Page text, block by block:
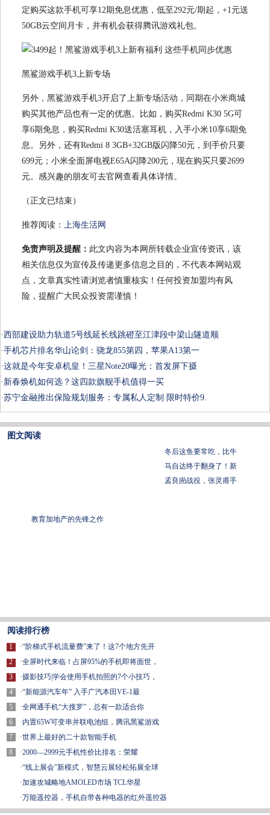
定购买这款手机可享12期免息优惠，低至292元/期起，+1元送
50GB云空间月卡，并有机会获得腾讯游戏礼包。
黑鲨游戏手机3上新专场
另外，黑鲨游戏手机3开启了上新专场活动，同期在小米商城
购买其他产品也有一定的优惠。比如，购买Redmi K30 5G可
享6期免息，购买Redmi K30送活塞耳机，入手小米10享6期免
息。另外，还有Redmi 8 3GB+32GB版闪降50元，到手价只要
699元；小米全面屏电视E65A闪降200元，现在购买只要2699
元。感兴趣的朋友可去官网查看具体详情。
（正文已结束）
推荐阅读： 上海生活网
免责声明及提醒： 此文内容为本网所转载企业宣传资讯，该
相关信息仅为宣传及传递更多信息之目的，不代表本网站观
点，文章真实性请浏览者慎重核实！任何投资加盟均有风
险，提醒广大民众投资需谨慎！
·西部建设助力轨道5号线延长线跳磴至江津段中梁山隧道顺
·手机芯片排名华山论剑：骁龙855第四，苹果A13第一
·这就是今年安卓机皇！三星Note20曝光：首发屏下摄
· 新春焕机如何选？这四款旗舰手机值得一买
·苏宁金融推出保险规划服务：专属私人定制 限时特价9.
图文阅读
教育加地产的先锋之作
冬后这鱼要常吃，比牛
马自达终于翻身了！新
孟良崮战役，张灵甫手
阅读排行榜
1
2
3
4
5
6
7
8
·“阶梯式手机流量费”来了！这7个地方先开
·全屏时代来临！占屏95%的手机即将面世，
·摄影技巧|学会使用手机拍照的7个小技巧，
·“新能源汽车年” 入手广汽本田VE-1最
·全网通手机“大搜罗”，总有一款适合你
·内置65W可变串并联电池组，腾讯黑鲨游戏
·世界上最好的二十款智能手机
·2000—2999元手机性价比排名：荣耀
·“线上展会”新模式，智慧云展轻松拓展全球
·加速攻城略地AMOLED市场 TCL华星
·万能遥控器，手机自带各种电器的红外遥控器